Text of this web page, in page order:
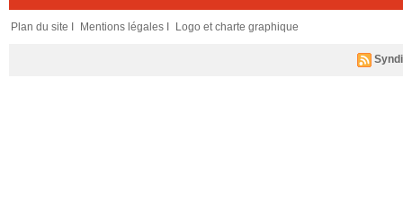
Plan du site I Mentions légales I Logo et charte graphique